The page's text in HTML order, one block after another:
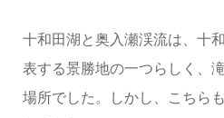
十和田湖と奥入瀬渓流は、十
表する景勝地の一つらしく、
場所でした。しかし、こちら